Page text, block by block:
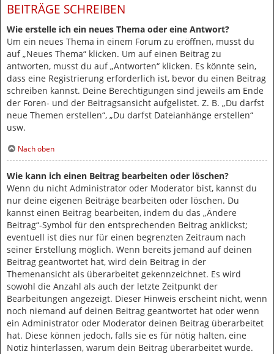
BEITRÄGE SCHREIBEN
Wie erstelle ich ein neues Thema oder eine Antwort?
Um ein neues Thema in einem Forum zu eröffnen, musst du
auf „Neues Thema“ klicken. Um auf einen Beitrag zu
antworten, musst du auf „Antworten“ klicken. Es könnte sein,
dass eine Registrierung erforderlich ist, bevor du einen Beitrag
schreiben kannst. Deine Berechtigungen sind jeweils am Ende
der Foren- und der Beitragsansicht aufgelistet. Z. B. „Du darfst
neue Themen erstellen“, „Du darfst Dateianhänge erstellen“
usw.
Nach oben
Wie kann ich einen Beitrag bearbeiten oder löschen?
Wenn du nicht Administrator oder Moderator bist, kannst du
nur deine eigenen Beiträge bearbeiten oder löschen. Du
kannst einen Beitrag bearbeiten, indem du das „Ändere
Beitrag“-Symbol für den entsprechenden Beitrag anklickst;
eventuell ist dies nur für einen begrenzten Zeitraum nach
seiner Erstellung möglich. Wenn bereits jemand auf deinen
Beitrag geantwortet hat, wird dein Beitrag in der
Themenansicht als überarbeitet gekennzeichnet. Es wird
sowohl die Anzahl als auch der letzte Zeitpunkt der
Bearbeitungen angezeigt. Dieser Hinweis erscheint nicht, wenn
noch niemand auf deinen Beitrag geantwortet hat oder wenn
ein Administrator oder Moderator deinen Beitrag überarbeitet
hat. Diese können jedoch, falls sie es für nötig halten, eine
Notiz hinterlassen, warum dein Beitrag überarbeitet wurde.